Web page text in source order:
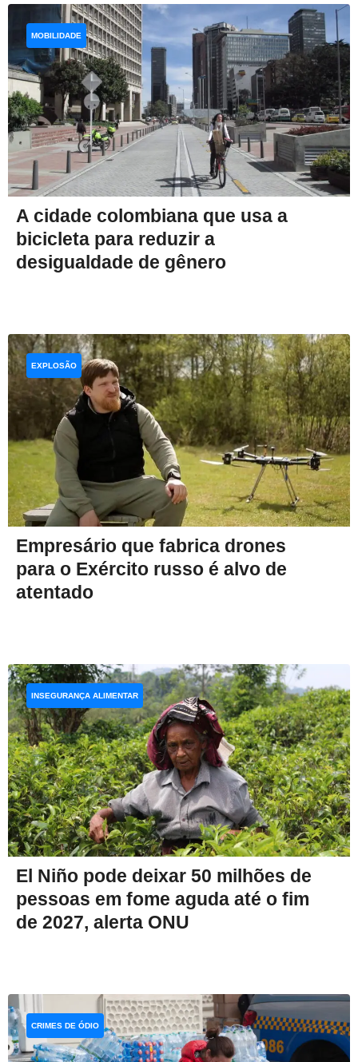
A cidade colombiana que usa a
bicicleta para reduzir a
desigualdade de gênero
MOBILIDADE
Empresário que fabrica drones
para o Exército russo é alvo de
atentado
EXPLOSÃO
El Niño pode deixar 50 milhões de
pessoas em fome aguda até o fim
de 2027, alerta ONU
INSEGURANÇA ALIMENTAR
CRIMES DE ÓDIO